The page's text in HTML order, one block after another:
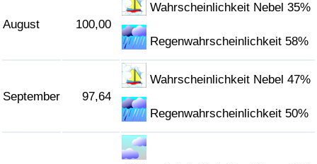
August 100,00
Wahrscheinlichkeit Nebel 35%
Regenwahrscheinlichkeit 58%
September 97,64
Wahrscheinlichkeit Nebel 47%
Regenwahrscheinlichkeit 50%